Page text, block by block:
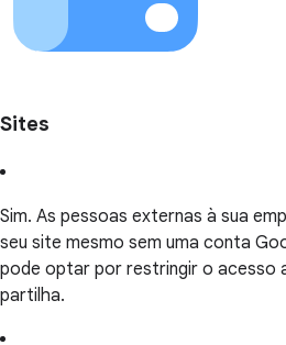
Sites
Sim. As pessoas externas à sua
seu site mesmo sem uma conta
pode optar por restringir o acesso
partilha.